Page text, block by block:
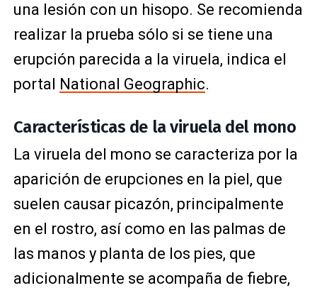
una lesión con un hisopo. Se recomienda
realizar la prueba sólo si se tiene una
erupción parecida a la viruela, indica el
portal National Geographic.
Características de la viruela del mono
La viruela del mono se caracteriza por la
aparición de erupciones en la piel, que
suelen causar picazón, principalmente
en el rostro, así como en las palmas de
las manos y planta de los pies, que
adicionalmente se acompaña de fiebre,